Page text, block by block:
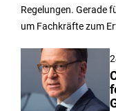
Regelungen. Gerade
um Fachkräfte zum